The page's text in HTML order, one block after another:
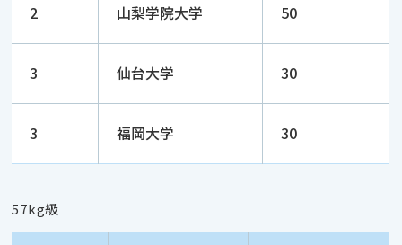
2 山梨学院大学 50
3 仙台大学 30
3 福岡大学 30
57kg級